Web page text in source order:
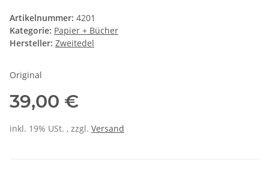
Artikelnummer: 4201
Kategorie: Papier + Bücher
Hersteller: Zweitedel
Original
39,00 €
inkl. 19% USt. , zzgl. Versand